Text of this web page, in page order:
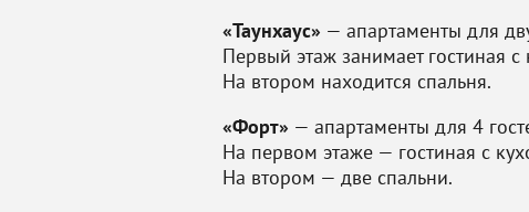
«Таунхаус» — апартаменты для
Первый этаж занимает гостиная
На втором находится спальня.
«Форт» — апартаменты для 4
На первом этаже — гостиная с
На втором — две спальни.